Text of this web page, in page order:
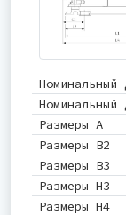
Номинальный
Номинальный
Размеры A
Размеры B2
Размеры B3
Размеры H3
Размеры H4